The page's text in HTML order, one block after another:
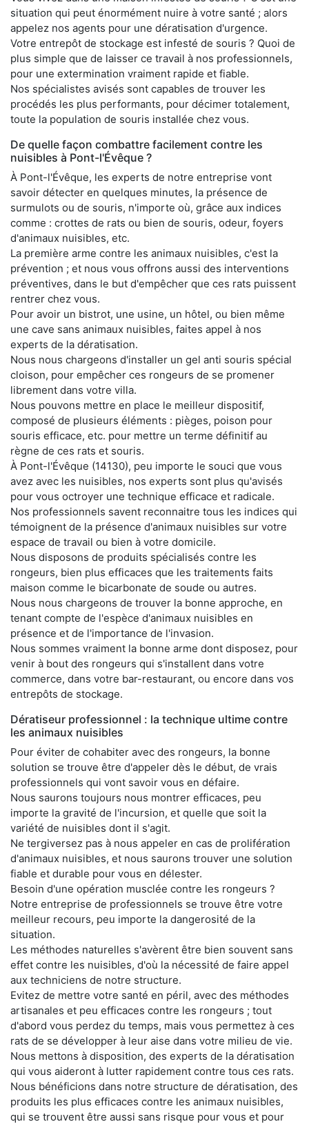
situation qui peut énormément nuire à votre santé ; alors
appelez nos agents pour une dératisation d'urgence.
Votre entrepôt de stockage est infesté de souris ? Quoi de
plus simple que de laisser ce travail à nos professionnels,
pour une extermination vraiment rapide et fiable.
Nos spécialistes avisés sont capables de trouver les
procédés les plus performants, pour décimer totalement,
toute la population de souris installée chez vous.
De quelle façon combattre facilement contre les
nuisibles à Pont-l'Évêque ?
À Pont-l'Évêque, les experts de notre entreprise vont
savoir détecter en quelques minutes, la présence de
surmulots ou de souris, n'importe où, grâce aux indices
comme : crottes de rats ou bien de souris, odeur, foyers
d'animaux nuisibles, etc.
La première arme contre les animaux nuisibles, c'est la
prévention ; et nous vous offrons aussi des interventions
préventives, dans le but d'empêcher que ces rats puissent
rentrer chez vous.
Pour avoir un bistrot, une usine, un hôtel, ou bien même
une cave sans animaux nuisibles, faites appel à nos
experts de la dératisation.
Nous nous chargeons d'installer un gel anti souris spécial
cloison, pour empêcher ces rongeurs de se promener
librement dans votre villa.
Nous pouvons mettre en place le meilleur dispositif,
composé de plusieurs éléments : pièges, poison pour
souris efficace, etc. pour mettre un terme définitif au
règne de ces rats et souris.
À Pont-l'Évêque (14130), peu importe le souci que vous
avez avec les nuisibles, nos experts sont plus qu'avisés
pour vous octroyer une technique efficace et radicale.
Nos professionnels savent reconnaitre tous les indices qui
témoignent de la présence d'animaux nuisibles sur votre
espace de travail ou bien à votre domicile.
Nous disposons de produits spécialisés contre les
rongeurs, bien plus efficaces que les traitements faits
maison comme le bicarbonate de soude ou autres.
Nous nous chargeons de trouver la bonne approche, en
tenant compte de l'espèce d'animaux nuisibles en
présence et de l'importance de l'invasion.
Nous sommes vraiment la bonne arme dont disposez, pour
venir à bout des rongeurs qui s'installent dans votre
commerce, dans votre bar-restaurant, ou encore dans vos
entrepôts de stockage.
Dératiseur professionnel : la technique ultime contre
les animaux nuisibles
Pour éviter de cohabiter avec des rongeurs, la bonne
solution se trouve être d'appeler dès le début, de vrais
professionnels qui vont savoir vous en défaire.
Nous saurons toujours nous montrer efficaces, peu
importe la gravité de l'incursion, et quelle que soit la
variété de nuisibles dont il s'agit.
Ne tergiversez pas à nous appeler en cas de prolifération
d'animaux nuisibles, et nous saurons trouver une solution
fiable et durable pour vous en délester.
Besoin d'une opération musclée contre les rongeurs ?
Notre entreprise de professionnels se trouve être votre
meilleur recours, peu importe la dangerosité de la
situation.
Les méthodes naturelles s'avèrent être bien souvent sans
effet contre les nuisibles, d'où la nécessité de faire appel
aux techniciens de notre structure.
Evitez de mettre votre santé en péril, avec des méthodes
artisanales et peu efficaces contre les rongeurs ; tout
d'abord vous perdez du temps, mais vous permettez à ces
rats de se développer à leur aise dans votre milieu de vie.
Nous mettons à disposition, des experts de la dératisation
qui vous aideront à lutter rapidement contre tous ces rats.
Nous bénéficions dans notre structure de dératisation, des
produits les plus efficaces contre les animaux nuisibles,
qui se trouvent être aussi sans risque pour vous et pour